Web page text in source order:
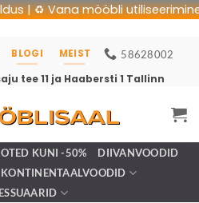
BLOGI MEIST 58628002
tee 11 ja Haabersti 1 Tallinn
KUNI -50%
DIIVANVOODID
KONTINENTAALVOODID